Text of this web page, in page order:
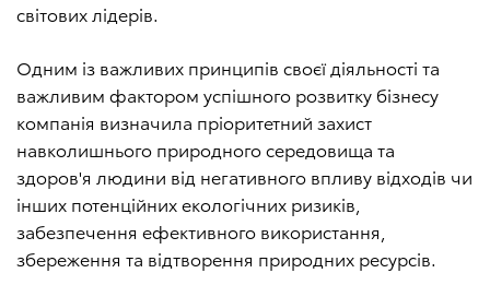
світових лідерів.
Одним із важливих принципів своєї діяльності та
важливим фактором успішного розвитку бізнесу
компанія визначила пріоритетний захист
навколишнього природного середовища та
здоров'я людини від негативного впливу відходів чи
інших потенційних екологічних ризиків,
забезпечення ефективного використання,
збереження та відтворення природних ресурсів.